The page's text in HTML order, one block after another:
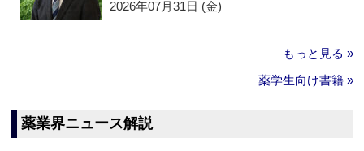
2026年07月31日 (金)
もっと見る »
薬学生向け書籍 »
薬業界ニュース解説